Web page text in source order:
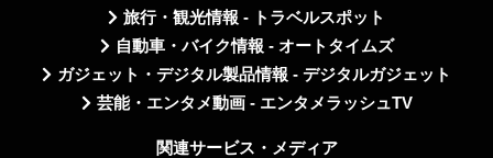
旅行・観光情報 - トラベルスポット
自動車・バイク情報 - オートタイムズ
ガジェット・デジタル製品情報 - デジタルガジェット
芸能・エンタメ動画 - エンタメラッシュTV
関連サービス・メディア